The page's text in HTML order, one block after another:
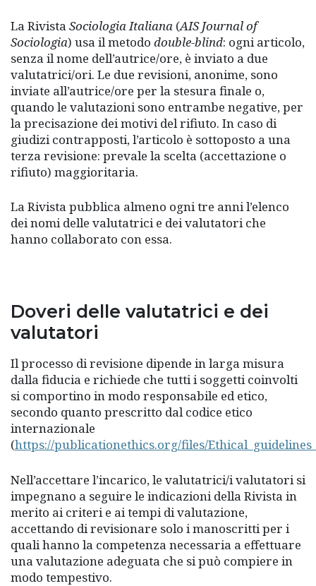
La Rivista Sociologia Italiana (AIS Journal of
Sociologia) usa il metodo double-blind: ogni articolo,
senza il nome dell’autrice/ore, è inviato a due
valutatrici/ori. Le due revisioni, anonime, sono
inviate all’autrice/ore per la stesura finale o,
quando le valutazioni sono entrambe negative, per
la precisazione dei motivi del rifiuto. In caso di
giudizi contrapposti, l’articolo è sottoposto a una
terza revisione: prevale la scelta (accettazione o
rifiuto) maggioritaria.
La Rivista pubblica almeno ogni tre anni l’elenco
dei nomi delle valutatrici e dei valutatori che
hanno collaborato con essa.
Doveri delle valutatrici e dei
valutatori
Il processo di revisione dipende in larga misura
dalla fiducia e richiede che tutti i soggetti coinvolti
si comportino in modo responsabile ed etico,
secondo quanto prescritto dal codice etico
internazionale
(https://publicationethics.org/files/
Nell’accettare l’incarico, le valutatrici/i valutatori si
impegnano a seguire le indicazioni della Rivista in
merito ai criteri e ai tempi di valutazione,
accettando di revisionare solo i manoscritti per i
quali hanno la competenza necessaria a effettuare
una valutazione adeguata che si può compiere in
modo tempestivo.